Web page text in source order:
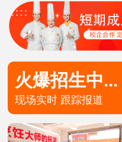
火爆招生中...
现场实时 跟踪报道
高端私厨专业 30
高端私房专业 30